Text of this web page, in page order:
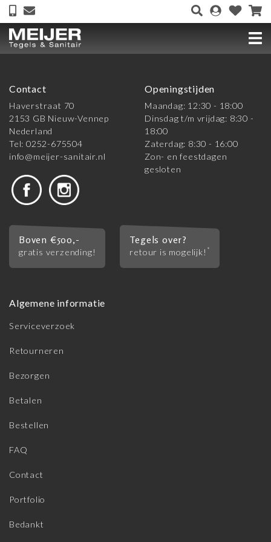
Contact
Haverstraat 70
2153 GB Nieuw-Vennep
Nederland
Tel: 0252-675504
info@meijer-sanitair.nl
Openingstijden
Maandag: 12:30 - 18:00
Dinsdag t/m vrijdag: 8:30 -
18:00
Zaterdag: 8:30 - 16:00
Zon- en feestdagen
gesloten
Boven €500,-
gratis verzending!
Tegels over?
retour is mogelijk! *
Algemene informatie
Serviceverzoek
Retourneren
Bezorgen
Betalen
Bestellen
FAQ
Contact
Portfolio
Bedankt